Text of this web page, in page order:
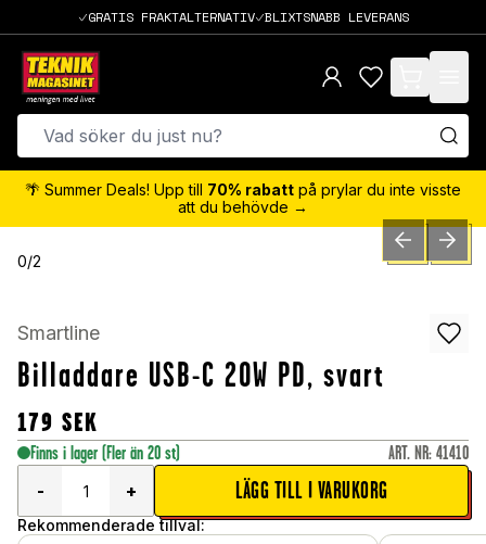
GRATIS FRAKTALTERNATIV BLIXTSNABB LEVERANS
items in cart,
🌴 Summer Deals! Upp till 70% rabatt på prylar du inte visste
att du behövde →
0/2 PREVIOUSNEXT
Smartline
Billaddare USB-C 20W PD, svart
179 SEK
Finns i lager (Fler än 20 st) ART. NR: 41410
-
+ LÄGG TILL I VARUKORG
Rekommenderade tillval: